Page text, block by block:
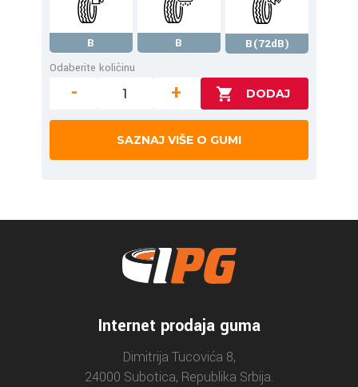
B B
B(72dB)
Odaberite količinu
- +
SAZNAJ VIŠE O GUMI
Internet prodaja guma
Dimitrija Tucovića 8,
24000 Subotica, Republika Srbija.